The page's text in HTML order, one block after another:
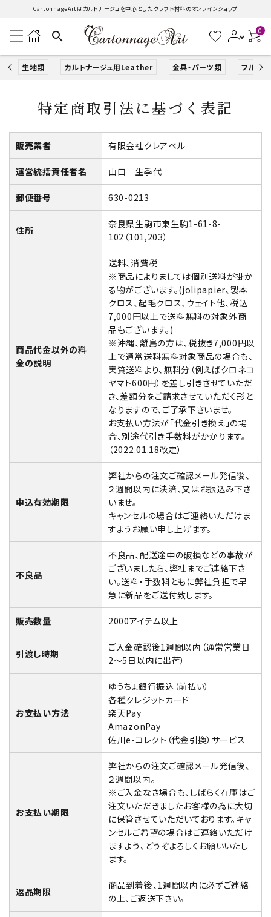
CartonnageArtはカルトナージュを中心としたクラフト材料のオンラインショップ
search 0
生地類 カルトナージュ用Leather 金具・パーツ類 フルキッ
search
ACCOUNT MENU
ようこそ ゲスト 様
カルトナージュLeather用
Jolipapier
グループ
特定商取引法に基づく表記
販売業者 有限会社クレアベル
運営統括責任者名 山口 生季代
郵便番号 630-0213
住所
奈良県生駒市東生駒1-61-8-
102（101,203）
商品代金以外の料
金の説明
送料、消費税
※商品によりましては個別送料が掛か
る物がございます。(jolipapier、製本
クロス、起毛クロス、ウェイト他、税込
7,000円以上で送料無料の対象外商
品もございます。)
※沖縄、離島の方は、税抜き7,000円以
上で通常送料無料対象商品の場合も、
実質送料より、無料分（例えばクロネコ
ヤマト600円）を差し引きさせていただ
き、差額分をご請求させていただく形と
なりますので、ご了承下さいませ。
お支払い方法が「代金引き換え」の場
合、別途代引き手数料がかかります。
（2022.01.18改定）
申込有効期限
弊社からの注文ご確認メール発信後、
２週間以内に決済、又はお振込み下さ
いませ。
キャンセルの場合はご連絡いただけま
すようお願い申し上げます。
不良品
不良品、配送途中の破損などの事故が
ございましたら、弊社までご連絡下さ
い。送料・手数料ともに弊社負担で早
急に新品をご送付致します。
販売数量 2000アイテム以上
引渡し時期
ご入金確認後1週間以内（通常営業日
2～5日以内に出荷）
お支払い方法
ゆうちょ銀行振込（前払い）
各種クレジットカード
楽天Pay
AmazonPay
佐川e-コレクト（代金引換）サービス
お支払い期限
弊社からの注文ご確認メール発信後、
２週間以内。
※ご入金なき場合も、しばらく在庫はご
注文いただきましたお客様の為に大切
に保管させていただいております。キャ
ンセルご希望の場合はご連絡いただけ
ますよう、どうぞよろしくお願いいたし
ます。
返品期限
商品到着後、1週間以内に必ずご連絡
の上、ご返送下さい。